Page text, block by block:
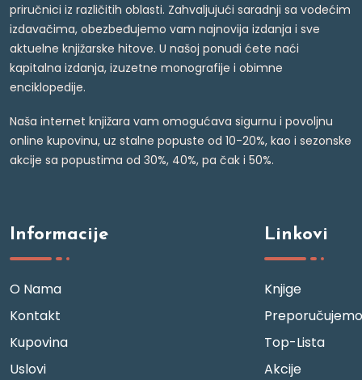
priručnici iz različitih oblasti. Zahvaljujući saradnji sa vodećim
izdavačima, obezbeđujemo vam najnovija izdanja i sve
aktuelne knjižarske hitove. U našoj ponudi ćete naći
kapitalna izdanja, izuzetne monografije i obimne
enciklopedije.
Naša internet knjižara vam omogućava sigurnu i povoljnu
online kupovinu, uz stalne popuste od 10-20%, kao i sezonske
akcije sa popustima od 30%, 40%, pa čak i 50%.
Informacije
O Nama
Kontakt
Kupovina
Uslovi
Linkovi
Knjige
Preporučujemo
Top-Lista
Akcije